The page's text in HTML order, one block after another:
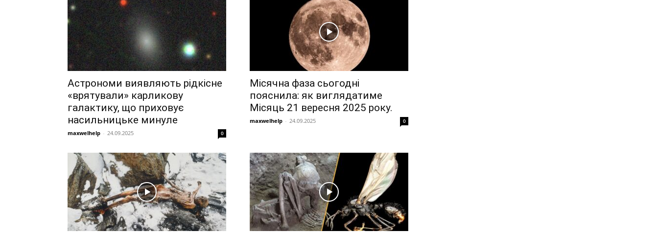
Астрономи виявляють рідкісне
«врятували» карликову
галактику, що приховує
насильницьке минуле
maxwelhelp - 24.09.2025 0
Місячна фаза сьогодні
пояснила: як виглядатиме
Місяць 21 вересня 2025 року.
maxwelhelp - 24.09.2025 0